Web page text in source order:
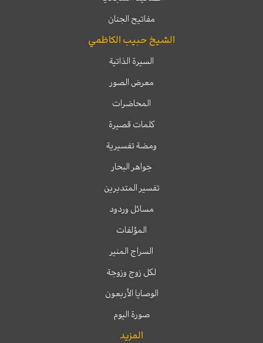
مفاتيح الجنان
الشيخ حبيب الكاظمي
السيرة الذاتية
معرض الصور
المحاضرات
كلمات قصيرة
ومضة تفسيرية
جواهر البحار
تفسير المتدبرين
مسائل وردود
المؤلفات
السراج المنير
لكل زوج وزوجة
الوصايا الأربعون
صورة اليوم
المزيد